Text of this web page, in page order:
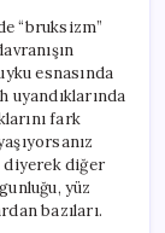
“bruksizm”
esnasında
uyandıklarında
fark
diyerek diğer
yüz
bazıları.